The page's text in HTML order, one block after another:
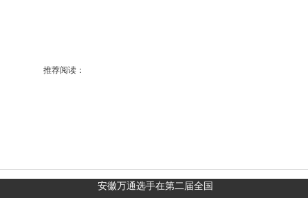
推荐阅读：
安徽万通选手在第二届全国